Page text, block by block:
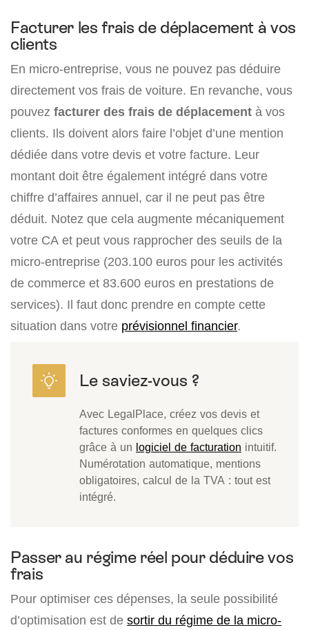
Facturer les frais de déplacement à vos
clients
En micro-entreprise, vous ne pouvez pas déduire
directement vos frais de voiture. En revanche, vous
pouvez facturer des frais de déplacement à vos
clients. Ils doivent alors faire l’objet d’une mention
dédiée dans votre devis et votre facture. Leur
montant doit être également intégré dans votre
chiffre d’affaires annuel, car il ne peut pas être
déduit. Notez que cela augmente mécaniquement
votre CA et peut vous rapprocher des seuils de la
micro-entreprise (203.100 euros pour les activités
de commerce et 83.600 euros en prestations de
services). Il faut donc prendre en compte cette
situation dans votre prévisionnel financier.
Avec LegalPlace, créez vos devis et
factures conformes en quelques clics
grâce à un logiciel de facturation intuitif.
Numérotation automatique, mentions
obligatoires, calcul de la TVA : tout est
intégré.
Passer au régime réel pour déduire vos
frais
Pour optimiser ces dépenses, la seule possibilité
d’optimisation est de sortir du régime de la micro-